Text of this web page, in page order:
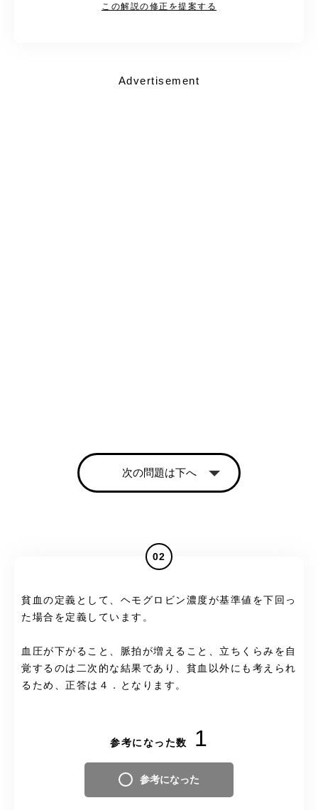
この解説の修正を提案する
Advertisement
次の問題は下へ
02
貧血の定義として、ヘモグロビン濃度が基準値を下回っ
た場合を定義しています。
血圧が下がること、脈拍が増えること、立ちくらみを自
覚するのは二次的な結果であり、貧血以外にも考えられ
るため、正答は４．となります。
参考になった数 1
参考になった